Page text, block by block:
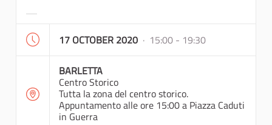
17 OCTOBER 2020 · 15:00 - 19:30
BARLETTA
Centro Storico
Tutta la zona del centro storico.
Appuntamento alle ore 15:00 a Piazza Caduti
in Guerra